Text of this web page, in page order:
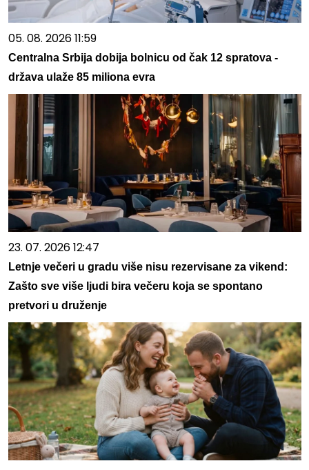
05. 08. 2026 11:59
Centralna Srbija dobija bolnicu od čak 12 spratova -
država ulaže 85 miliona evra
23. 07. 2026 12:47
Letnje večeri u gradu više nisu rezervisane za vikend:
Zašto sve više ljudi bira večeru koja se spontano
pretvori u druženje